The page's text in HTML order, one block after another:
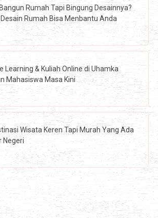
Rumah Tapi Bingung Desainnya?
Rumah Bisa Menbantu Anda
Learning & Kuliah Online di Uhamka
Mahasiswa Masa Kini
Wisata Keren Tapi Murah Yang Ada
Negeri